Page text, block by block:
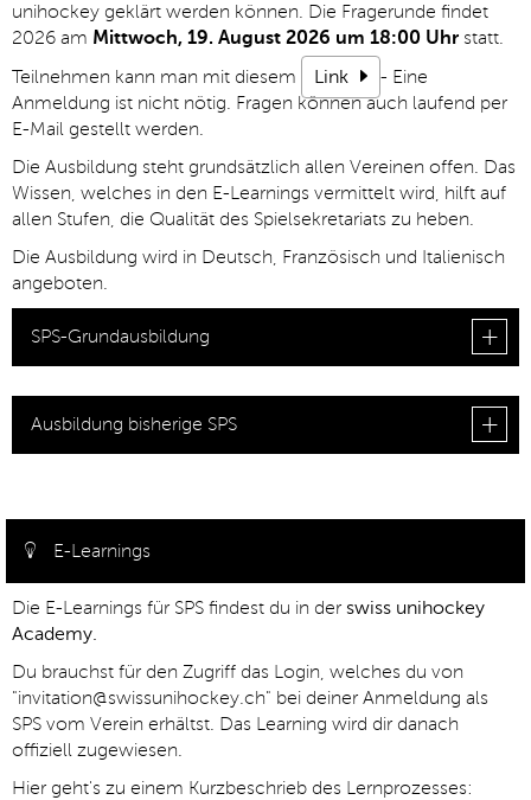
unihockey geklärt werden können. Die Fragerunde findet
2026 am Mittwoch, 19. August 2026 um 18:00 Uhr statt.
Teilnehmen kann man mit diesem
Link
- Eine
Anmeldung ist nicht nötig. Fragen können auch laufend per
E-Mail gestellt werden.
Die Ausbildung steht grundsätzlich allen Vereinen offen. Das
Wissen, welches in den E-Learnings vermittelt wird, hilft auf
allen Stufen, die Qualität des Spielsekretariats zu heben.
Die Ausbildung wird in Deutsch, Französisch und Italienisch
angeboten.
SPS-Grundausbildung
Ausbildung bisherige SPS
E-Learnings
Die E-Learnings für SPS findest du in der swiss unihockey
Academy.
Du brauchst für den Zugriff das Login, welches du von
"invitation@swissunihockey.ch" bei deiner Anmeldung als
SPS vom Verein erhältst. Das Learning wird dir danach
offiziell zugewiesen.
Hier geht's zu einem Kurzbeschrieb des Lernprozesses: